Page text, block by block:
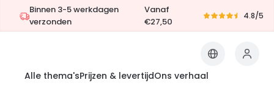
Binnen 3-5 werkdagen
verzonden
Vanaf
€27,50
4.8/5
Alle thema'sPrijzen & levertijdOns verhaal